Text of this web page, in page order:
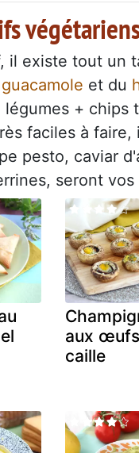
il existe tout un
guacamole et du
+ chips
faciles à
pesto, caviar
seront
aux
caille